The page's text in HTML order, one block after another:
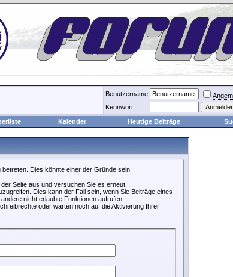
Benutzername
Kennwort
Kalender Heutige Beiträge
Dies könnte einer der Gründe sein:
Seite aus und versuchen Sie es erneut.
Dies kann der Fall sein, wenn Sie Beiträge eines
nicht erlaubte Funktionen aufrufen.
oder warten noch auf die Aktivierung Ihrer